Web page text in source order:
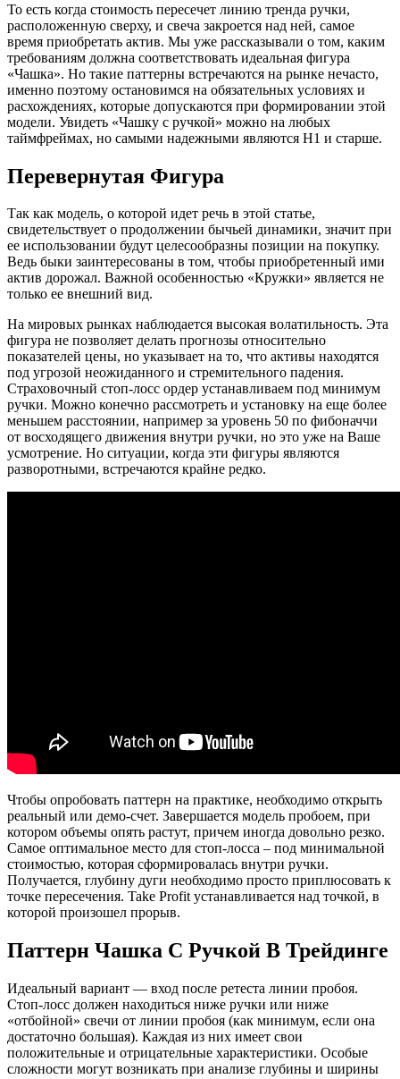
То есть когда стоимость пересечет линию тренда ручки,
расположенную сверху, и свеча закроется над ней, самое
время приобретать актив. Мы уже рассказывали о том, каким
требованиям должна соответствовать идеальная фигура
«Чашка». Но такие паттерны встречаются на рынке нечасто,
именно поэтому остановимся на обязательных условиях и
расхождениях, которые допускаются при формировании этой
модели. Увидеть «Чашку с ручкой» можно на любых
таймфреймах, но самыми надежными являются H1 и старше.
Перевернутая Фигура
Так как модель, о которой идет речь в этой статье,
свидетельствует о продолжении бычьей динамики, значит при
ее использовании будут целесообразны позиции на покупку.
Ведь быки заинтересованы в том, чтобы приобретенный ими
актив дорожал. Важной особенностью «Кружки» является не
только ее внешний вид.
На мировых рынках наблюдается высокая волатильность. Эта
фигура не позволяет делать прогнозы относительно
показателей цены, но указывает на то, что активы находятся
под угрозой неожиданного и стремительного падения.
Страховочный стоп-лосс ордер устанавливаем под минимум
ручки. Можно конечно рассмотреть и установку на еще более
меньшем расстоянии, например за уровень 50 по фибоначчи
от восходящего движения внутри ручки, но это уже на Ваше
усмотрение. Но ситуации, когда эти фигуры являются
разворотными, встречаются крайне редко.
Чтобы опробовать паттерн на практике, необходимо открыть
реальный или демо-счет. Завершается модель пробоем, при
котором объемы опять растут, причем иногда довольно резко.
Самое оптимальное место для стоп-лосса – под минимальной
стоимостью, которая сформировалась внутри ручки.
Получается, глубину дуги необходимо просто приплюсовать к
точке пересечения. Take Profit устанавливается над точкой, в
которой произошел прорыв.
Паттерн Чашка С Ручкой В Трейдинге
Идеальный вариант — вход после ретеста линии пробоя.
Стоп-лосс должен находиться ниже ручки или ниже
«отбойной» свечи от линии пробоя (как минимум, если она
достаточно большая). Каждая из них имеет свои
положительные и отрицательные характеристики. Особые
сложности могут возникать при анализе глубины и ширины